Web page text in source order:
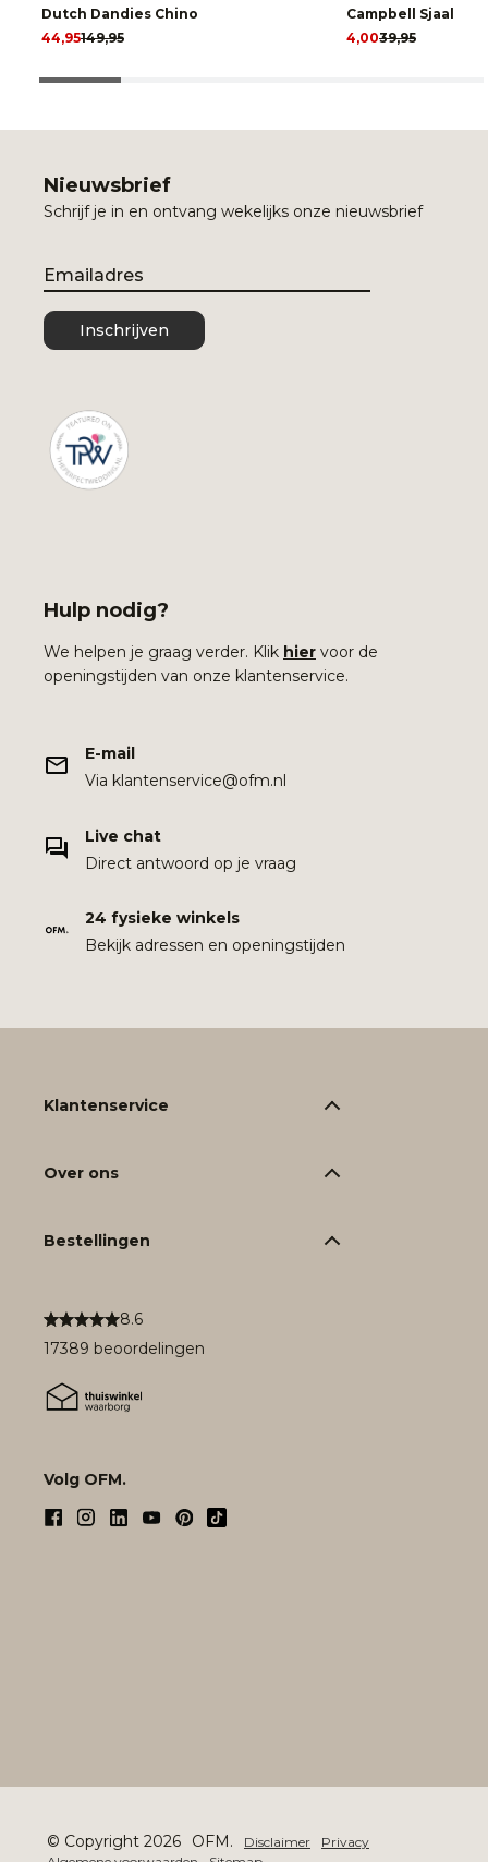
Dutch Dandies Chino
149,95
44,95
Campbell Sjaal
39,95
4,00
Nieuwsbrief
Schrijf je in en ontvang wekelijks onze nieuwsbrief
Email
Inschrijven
Hulp nodig?
We helpen je graag verder. Klik hier voor de
openingstijden van onze klantenservice.
E-mail
Via klantenservice@ofm.nl
Live chat
Direct antwoord op je vraag
24 fysieke winkels
Bekijk adressen en openingstijden
8.6
17389 beoordelingen
Volg OFM.
Klantenservice
Over ons
Bestellingen
© Copyright 2026 OFM. Disclaimer
Privacy